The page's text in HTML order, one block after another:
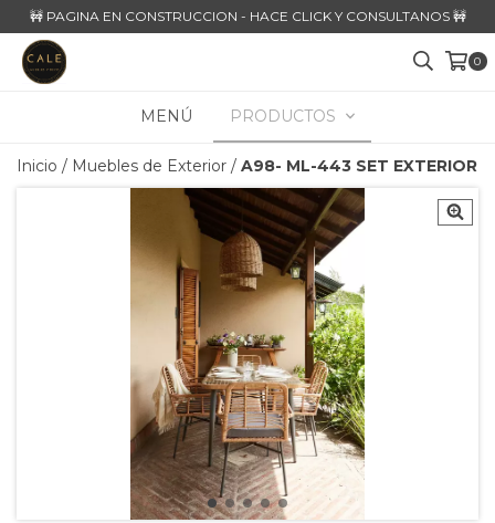
🚧 PAGINA EN CONSTRUCCION - HACE CLICK Y CONSULTANOS 🚧
0
MENÚ PRODUCTOS
Inicio / Muebles de Exterior / A98- ML-443 SET EXTERIOR